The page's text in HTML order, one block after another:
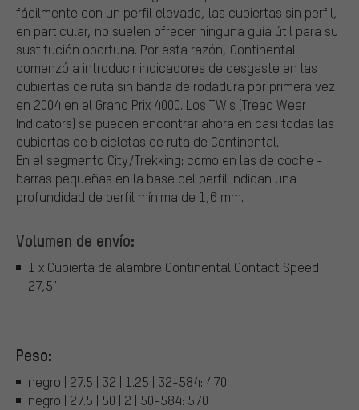
fácilmente con un perfil elevado, las cubiertas sin perfil,
en particular, no suelen ofrecer ninguna guía útil para su
sustitución oportuna. Por esta razón, Continental
comenzó a introducir indicadores de desgaste en las
cubiertas de ruta sin banda de rodadura por primera vez
en 2004 en el Grand Prix 4000. Los TWIs (Tread Wear
Indicators) se pueden encontrar ahora en casi todas las
cubiertas de bicicletas de ruta de Continental.
En el segmento City/Trekking: como en las de coche -
barras pequeñas en la base del perfil indican una
profundidad de perfil mínima de 1,6 mm.
Volumen de envío:
1 x Cubierta de alambre Continental Contact Speed
27,5"
Peso:
negro | 27.5 | 32 | 1.25 | 32-584: 470
negro | 27.5 | 50 | 2 | 50-584: 570